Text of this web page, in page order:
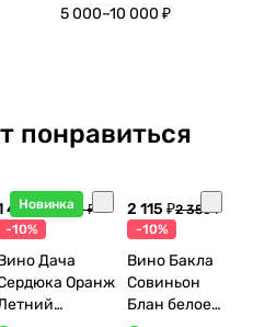
5 000–10 000 ₽
понравиться
Новинка
440 ₽1 600 ₽
-10%
Дача
Оранж
2 115 ₽2 350 ₽
-10%
Вино Бакла
Совиньон
Блан белое